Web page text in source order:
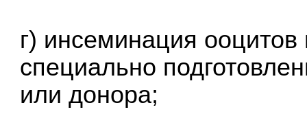
г) инсеминация ооцитов
специально
или донора;